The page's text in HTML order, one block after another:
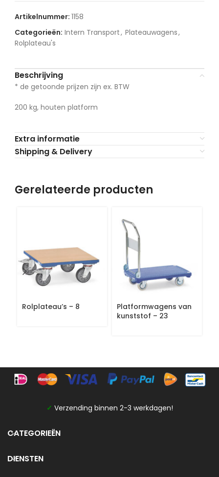
Artikelnummer: 1158
Categorieën: Intern Transport, Plateauwagens,
Rolplateau's
Beschrijving
* de getoonde prijzen zijn ex. BTW
200 kg, houten platform
Extra informatie
Shipping & Delivery
Gerelateerde producten
Rolplateau’s – 8
Platformwagens van
kunststof – 23
✓ Verzending binnen 2-3 werkdagen!
CATEGORIEËN
DIENSTEN